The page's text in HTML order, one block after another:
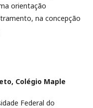
orientação
na concepção
Colégio Maple
Federal do